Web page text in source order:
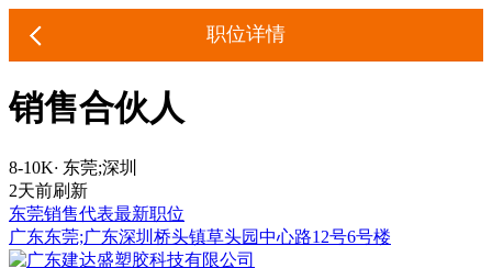
职位详情
销售合伙人
8-10K· 东莞;深圳
2天前刷新
东莞销售代表最新职位
广东东莞;广东深圳桥头镇草头园中心路12号6号楼